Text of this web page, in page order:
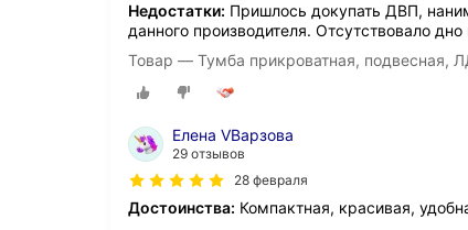
Недостатки: Пришлось докупать ДВП,
данного производителя. Отсутствовало
Товар — Тумба прикроватная,
Елена VВарзова
29 отзывов
28 февраля
Достоинства: Компактная, красивая,